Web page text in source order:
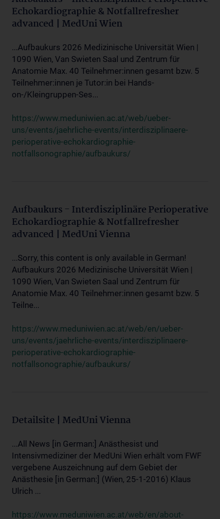
Echokardiographie & Notfallrefresher
advanced | MedUni Wien
...Aufbaukurs 2026 Medizinische Universität Wien |
1090 Wien, Van Swieten Saal und Zentrum für
Anatomie Max. 40 Teilnehmer:innen gesamt bzw. 5
Teilnehmer:innen je Tutor:in bei Hands-
on-/Kleingruppen-Ses...
https://www.meduniwien.ac.at/web/ueber-
uns/events/jaehrliche-events/interdisziplinaere-
perioperative-echokardiographie-
notfallsonographie/aufbaukurs/
Aufbaukurs - Interdisziplinäre Perioperative
Echokardiographie & Notfallrefresher
advanced | MedUni Vienna
...Sorry, this content is only available in German!
Aufbaukurs 2026 Medizinische Universität Wien |
1090 Wien, Van Swieten Saal und Zentrum für
Anatomie Max. 40 Teilnehmer:innen gesamt bzw. 5
Teilne...
https://www.meduniwien.ac.at/web/en/ueber-
uns/events/jaehrliche-events/interdisziplinaere-
perioperative-echokardiographie-
notfallsonographie/aufbaukurs/
Detailsite | MedUni Vienna
...All News [in German:] Anästhesist und
Intensivmediziner der MedUni Wien erhält vom FWF
vergebene Auszeichnung auf dem Gebiet der
Anästhesie [in German:] (Wien, 25-1-2016) Klaus
Ulrich ...
https://www.meduniwien.ac.at/web/en/about-